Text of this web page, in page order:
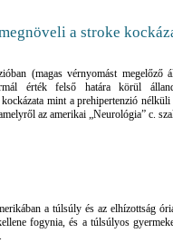
a stroke
(magas vérnyomást megelőző
érték felső határa körül
kockázata mint a prehipertenzió
az amerikai „Neurológia” c.
a túlsúly és az elhízottság
fogynia, és a túlsúlyos